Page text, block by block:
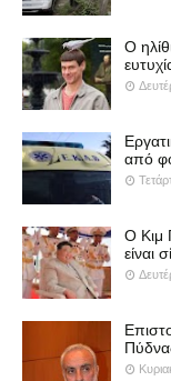
Ο
από
Ο Κιμ
είναι